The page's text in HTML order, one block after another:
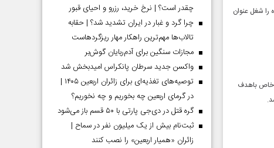
را شغل عنوان
نفر از جانبازان گروه‌های خاص باهدف
چقدر است؟ | نرخ خرید، رزرو و احیای قبور
چرا گرد و غبار در ایران تشدید شد؟ | حقابه
تالاب‌ها مهم‌ترین راهکار مهار ریزگردهاست
مجازات سنگین برای آدم‌ربایان گوش‌بر
واکسن جدید سرطان پانکراس امیدبخش شد
توصیه‌های تغذیه‌ای برای زائران اربعین ۱۴۰۵ |
در گرمای اربعین چه بخوریم و چه نخوریم؟
گره قتل در دی‌جی پارتی با ۵۰ قسم باز می‌شود
ثبت‌نام بیش از یک میلیون نفر در سماح |
زائران «همیار اربعین» را نصب کنند